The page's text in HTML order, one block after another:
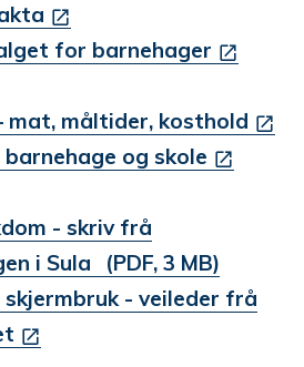
for barnehager
mat, måltider, kosthold
og skole
- skriv frå
i Sula
(PDF, 3 MB)
- veileder frå